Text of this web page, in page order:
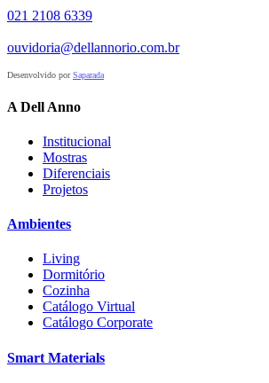
021 2108 6339
ouvidoria@dellannorio.com.br
Desenvolvido porSaparada
A Dell Anno
Institucional
Mostras
Diferenciais
Projetos
Ambientes
Living
Dormitório
Cozinha
Catálogo Virtual
Catálogo Corporate
Smart Materials